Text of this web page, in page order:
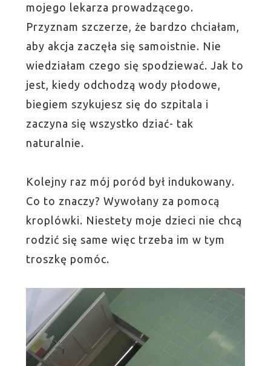
mojego lekarza prowadzącego.
Przyznam szczerze, że bardzo chciałam,
aby akcja zaczęła się samoistnie. Nie
wiedziałam czego się spodziewać. Jak to
jest, kiedy odchodzą wody płodowe,
biegiem szykujesz się do szpitala i
zaczyna się wszystko dziać- tak
naturalnie.
Kolejny raz mój poród był indukowany.
Co to znaczy? Wywołany za pomocą
kroplówki. Niestety moje dzieci nie chcą
rodzić się same więc trzeba im w tym
troszkę pomóc.